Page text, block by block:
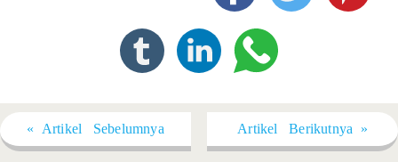
« Artikel Sebelumnya Artikel Berikutnya »